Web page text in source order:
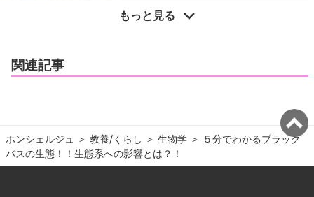
もっと見る
関連記事
ホンシェルジュ ＞ 教養/くらし ＞ 生物学 ＞ ５分でわかるブラック
バスの生態！！生態系への影響とは？！